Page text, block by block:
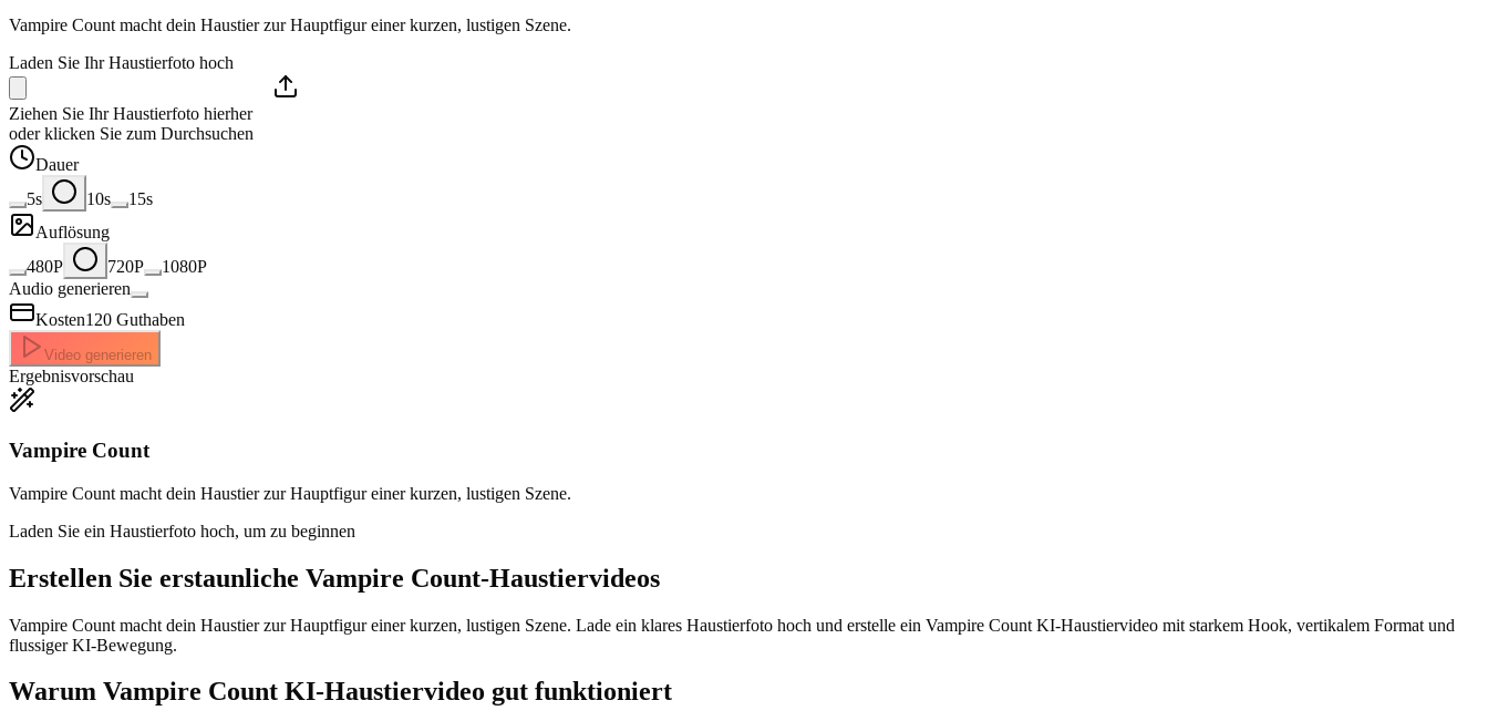
Vampire Count macht dein Haustier zur Hauptfigur einer kurzen, lustigen Szene.
Laden Sie Ihr Haustierfoto hoch
Ziehen Sie Ihr Haustierfoto hierher
oder klicken Sie zum Durchsuchen
Dauer
5s
10s
15s
Auflösung
480P
720P
1080P
Audio generieren
Kosten120 Guthaben
Video generieren
Ergebnisvorschau
Vampire Count
Vampire Count macht dein Haustier zur Hauptfigur einer kurzen, lustigen Szene.
Laden Sie ein Haustierfoto hoch, um zu beginnen
Erstellen Sie erstaunliche Vampire Count-Haustiervideos
Vampire Count macht dein Haustier zur Hauptfigur einer kurzen, lustigen Szene. Lade ein klares Haustierfoto hoch und erstelle ein Vampire Count KI-Haustiervideo mit starkem Hook, vertikalem Format und
flussiger KI-Bewegung.
Warum Vampire Count KI-Haustiervideo gut funktioniert